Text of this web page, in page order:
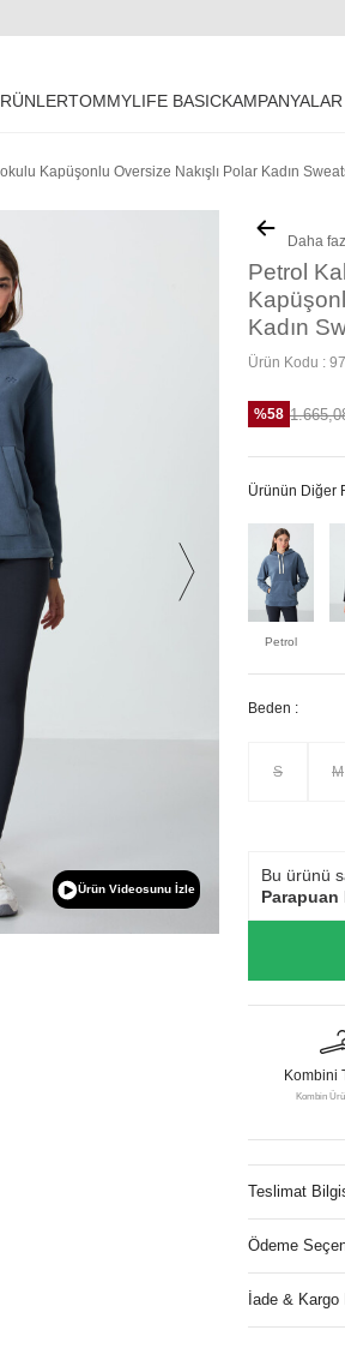
TOMMYLIFE BASICKAMPANYALAR
Kapüşonlu Oversize Nakışlı Polar Kadın
Ürün Videosunu İzle
Daha
Petrol
Kadın
Ürün Kodu :
%58
Ürünün Diğer
Petrol
Beden :
S M
Bu ürünü
Parapuan
Kombini
Kombin
Teslimat
Ödeme
İade & Kargo